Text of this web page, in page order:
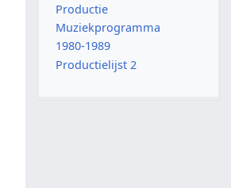
Productie
Muziekprogramma
1980-1989
Productielijst 2